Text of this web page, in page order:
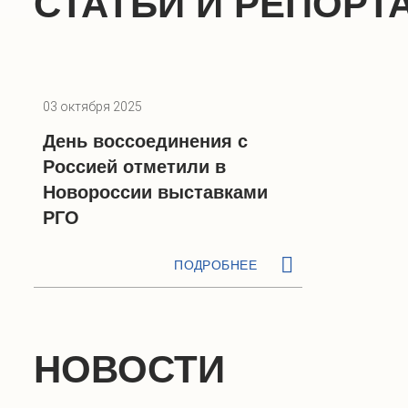
03 октября 2025
День воссоединения с
Россией отметили в
Новороссии выставками
РГО
ПОДРОБНЕЕ
НОВОСТИ